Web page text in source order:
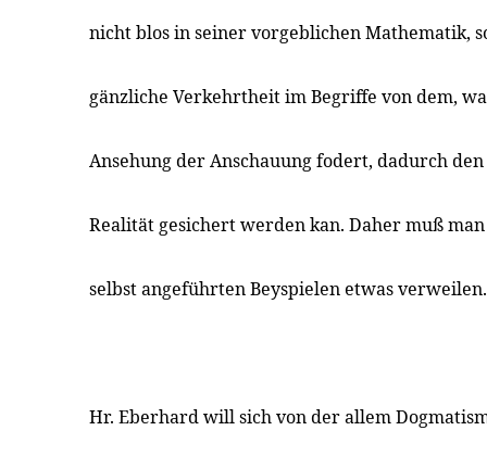
nicht blos in seiner vorgeblichen Mathematik,
gänzliche Verkehrtheit im Begriffe von dem,
Ansehung der Anschauung fodert, dadurch
Realität gesichert werden kan. Daher muß
selbst angeführten Beyspielen etwas verweilen.
Hr. Eberhard will sich von der allem